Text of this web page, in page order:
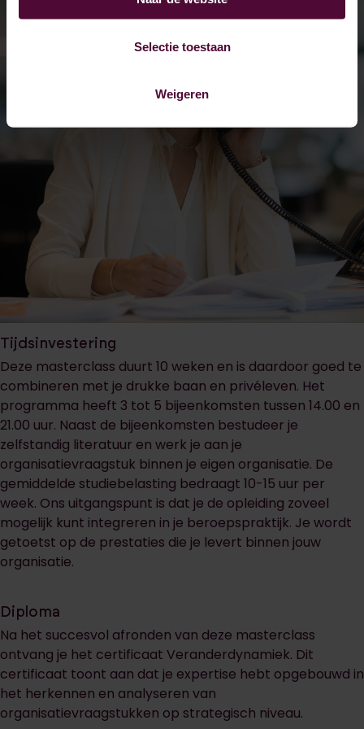
Selectie toestaan
Weigeren
Tijdsinvestering
Deze masterclass duurt 10 weken en is daardoor goed te
combineren met je drukke baan en privéleven. Het
programma heeft 3 tot 5 bijeenkomsten tussen 14.00 en
21.00 uur. Naast de bijeenkomsten bestudeer je
zelfstandig literatuur en werk je aan je
organisatievraagstuk binnen je eigen organisatie. De
gemiddelde studiebelasting bedraagt 10-15 uur per
week. Ons uitgangspunt is dat je de opleiding zoveel
mogelijk kunt integreren in je beroepspraktijk. Je wordt
getoetst op de prestaties die je levert binnen jouw
organisatie.
Diploma
Na het succesvol afronden van deze masterclass
ontvang je het certificaat Veranderdynamiek. Dit
certificaat toont aan dat je expertise hebt opgebouwd in
het herkennen en analyseren van
organisatievraagstukken op strategisch niveau.